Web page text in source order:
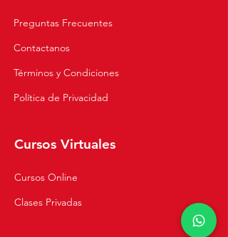
Preguntas Frecuentes
Contactanos
Términos y Condiciones
Política de Privacidad
Cursos Virtuales
Cursos Online
Clases Privadas